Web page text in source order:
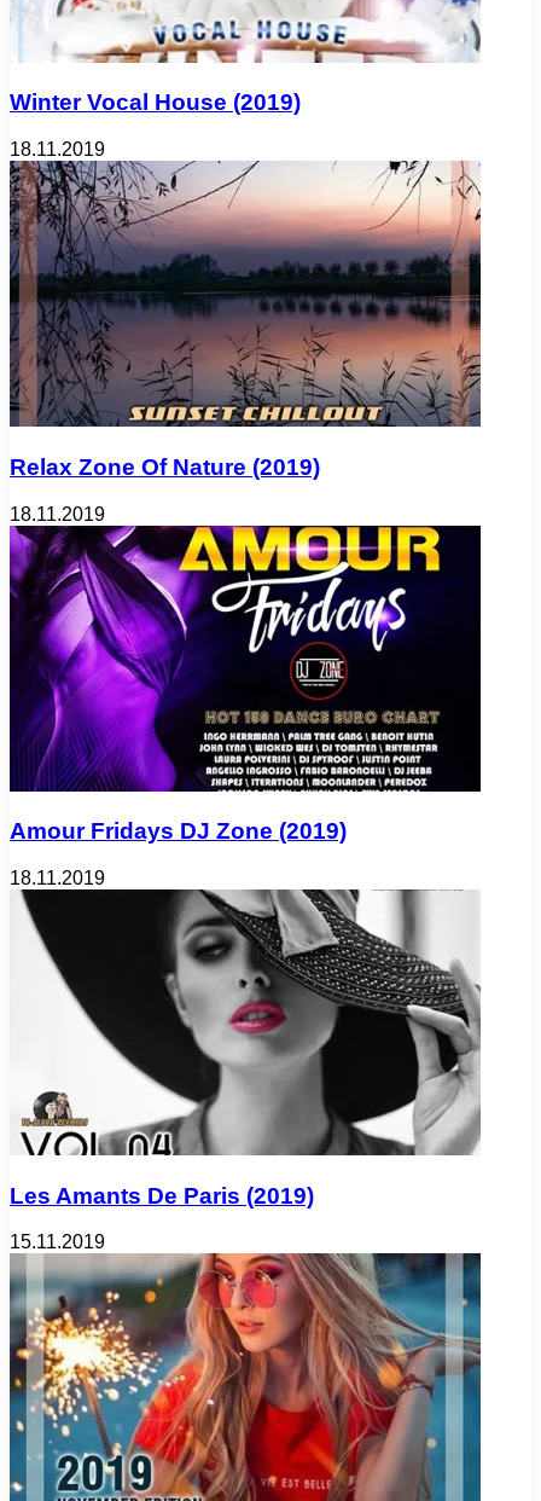
Winter Vocal House (2019)
18.11.2019
Relax Zone Of Nature (2019)
18.11.2019
Amour Fridays DJ Zone (2019)
18.11.2019
Les Amants De Paris (2019)
15.11.2019